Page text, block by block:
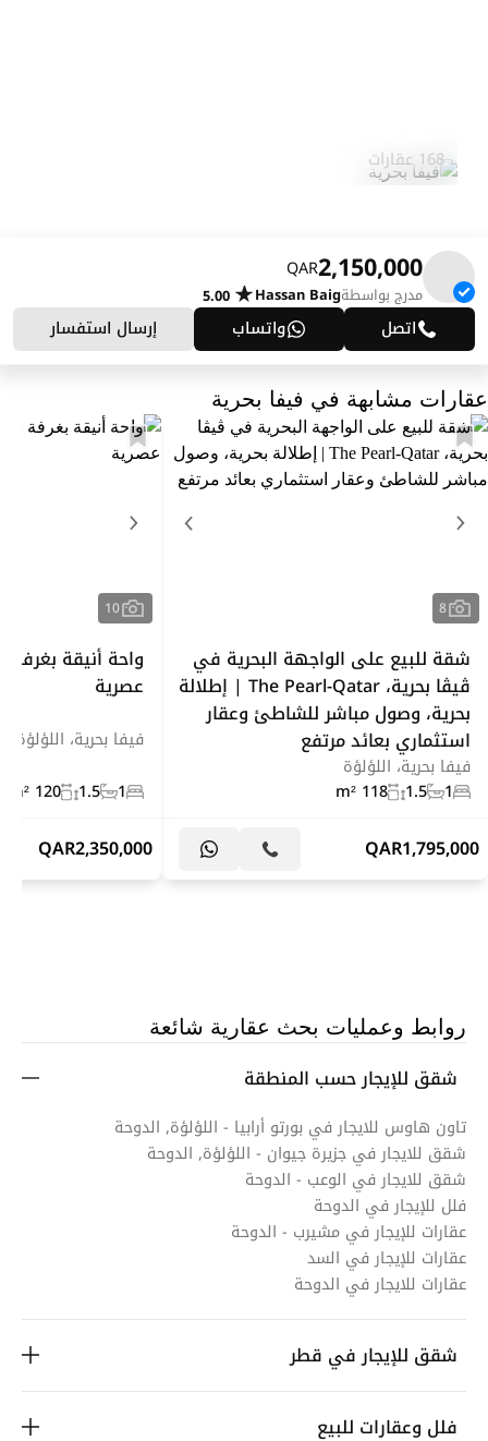
168 عقارات
2,150,000
QAR
مدرج بواسطةHassan Baig
5.00
اتصل واتساب إرسال استفسار
عقارات مشابهة في فيفا بحرية
8
شقة للبيع على الواجهة البحرية في
ڤيڤا بحرية، The Pearl-Qatar | إطلالة
بحرية، وصول مباشر للشاطئ وعقار
استثماري بعائد مرتفع
فيفا بحرية، اللؤلؤة
1
1.5
118 m²
1,795,000
QAR
10
واحة أنيقة
عصرية
فيفا بحرية، اللؤلؤة
1
1.5
120 m²
2,350,000
QAR
روابط وعمليات بحث عقارية شائعة
شقق للإيجار حسب المنطقة
تاون هاوس للايجار في بورتو أرابيا - اللؤلؤة, الدوحة
شقق للايجار في جزيرة جيوان - اللؤلؤة, الدوحة
شقق للايجار في الوعب - الدوحة
فلل للإيجار في الدوحة
عقارات للإيجار في مشيرب - الدوحة
عقارات للإيجار في السد
عقارات للايجار في الدوحة
شقق للإيجار في قطر
فلل وعقارات للبيع